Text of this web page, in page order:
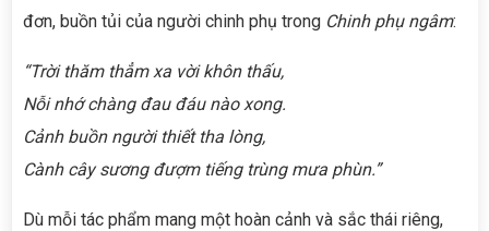
đơn, buồn tủi của người chinh phụ trong Chinh phụ ngâm:
“Trời thăm thẳm xa vời khôn thấu,
Nỗi nhớ chàng đau đáu nào xong.
Cảnh buồn người thiết tha lòng,
Cành cây sương đượm tiếng trùng mưa phùn.”
Dù mỗi tác phẩm mang một hoàn cảnh và sắc thái riêng,